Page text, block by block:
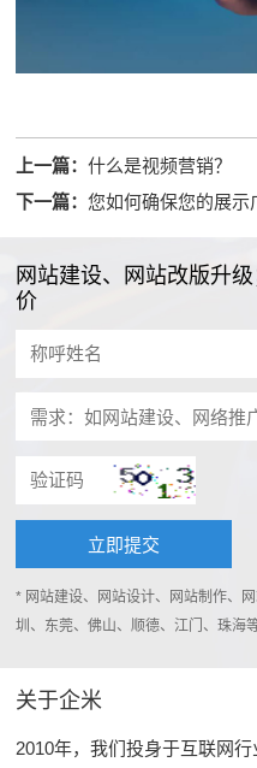
上一篇：什么是视频营销？
下一篇：您如何确保您的展示
网站建设、网站改版升
价
* 网站建设、网站设计、网站制作、
圳、东莞、佛山、顺德、江门、珠海
关于企米
2010年，我们投身于互联网行